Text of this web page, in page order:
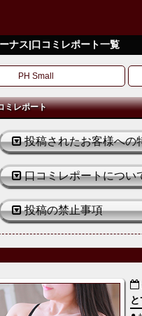
ナス|口コミレポート一覧
PH Small
ミレポート
投稿されたお客様への
口コミレポートについ
投稿の禁止事項